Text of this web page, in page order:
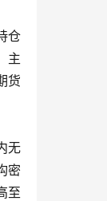
仓
主
货
无
密
至